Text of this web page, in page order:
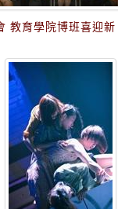
教育學院博班喜迎新